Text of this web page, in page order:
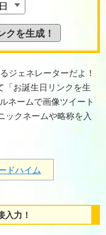
ジェネレーターだよ！
「お誕生日リンクを生
ネームで画像ツイート
ックネームや略称を入
ドハイム
力！